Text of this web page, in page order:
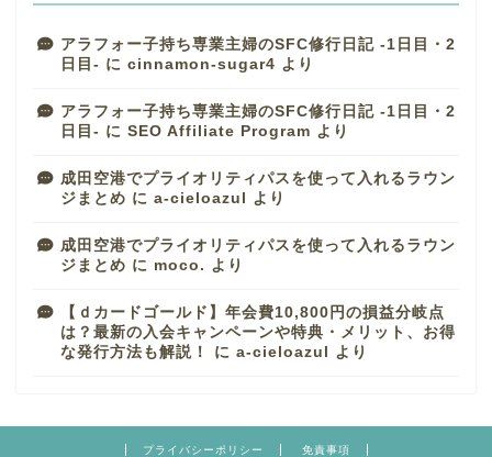
アラフォー子持ち専業主婦のSFC修行日記 -1日目・2
日目- に cinnamon-sugar4 より
アラフォー子持ち専業主婦のSFC修行日記 -1日目・2
日目- に SEO Affiliate Program より
成田空港でプライオリティパスを使って入れるラウン
ジまとめ に a-cieloazul より
成田空港でプライオリティパスを使って入れるラウン
ジまとめ に moco. より
【ｄカードゴールド】年会費10,800円の損益分岐点
は？最新の入会キャンペーンや特典・メリット、お得
な発行方法も解説！
に a-cieloazul より
プライバシーポリシー 免責事項